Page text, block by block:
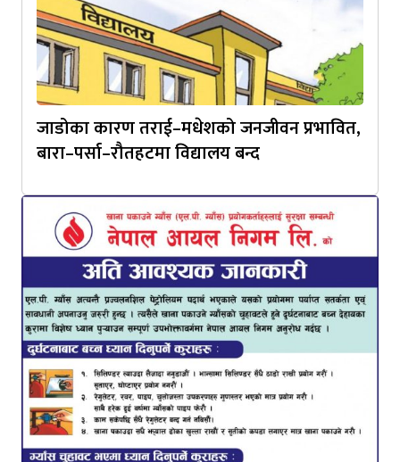
जाडोका कारण तराई–मधेशको जनजीवन प्रभावित,
बारा–पर्सा–रौतहटमा विद्यालय बन्द